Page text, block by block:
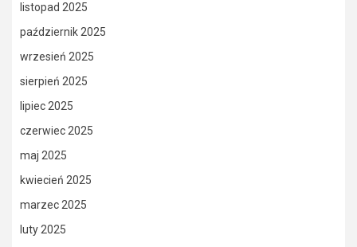
listopad 2025
październik 2025
wrzesień 2025
sierpień 2025
lipiec 2025
czerwiec 2025
maj 2025
kwiecień 2025
marzec 2025
luty 2025